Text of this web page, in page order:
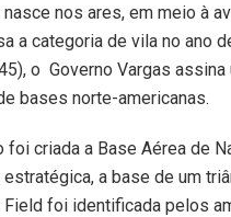
nasce nos ares, em meio à
a categoria de vila no ano
o Governo Vargas
bases norte-americanas.
foi criada a Base Aérea de
a base de um
Field foi identificada pelos